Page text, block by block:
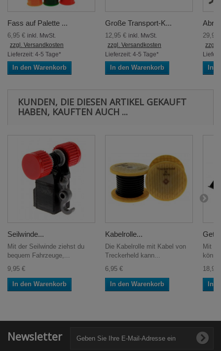
Fass auf Palette ...
6,95 € inkl. MwSt.
zzgl. Versandkosten
Lieferzeit: 4-5 Tage*
In den Warenkorb
Große Transport-K...
12,95 € inkl. MwSt.
zzgl. Versandkosten
Lieferzeit: 4-5 Tage*
In den Warenkorb
zzgl.
In
KUNDEN, DIE DIESEN ARTIKEL GEKAUFT
HABEN, KAUFTEN AUCH ...
Seilwinde...
Mit der Seilwinde ziehst du
bequem Fahrzeuge,...
9,95 €
In den Warenkorb
Kabelrolle...
Die Kabelrolle mit Kabel von
Treckerheld kann...
6,95 €
In den Warenkorb
Mit
18,95
In
Newsletter